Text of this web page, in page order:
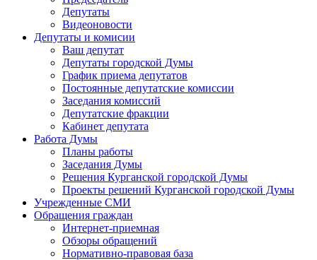
Депутаты
Видеоновости
Депутаты и комисии
Ваш депутат
Депутаты городской Думы
График приема депутатов
Постоянные депутатские комиссии
Заседания комиссий
Депутатские фракции
Кабинет депутата
Работа Думы
Планы работы
Заседания Думы
Решения Курганской городской Думы
Проекты решений Курганской городской Думы
Учрежденные СМИ
Обращения граждан
Интернет-приемная
Обзоры обращений
Нормативно-правовая база